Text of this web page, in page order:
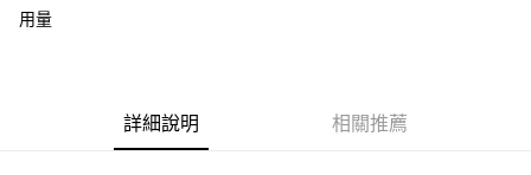
悠遊付
AFTEE先享後付
用量
詳細說明 相關推薦